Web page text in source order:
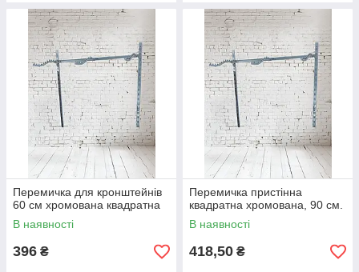
Перемичка для кронштейнів
60 см хромована квадратна
В наявності
396 ₴
Перемичка пристінна
квадратна хромована, 90 см.
В наявності
418,50 ₴